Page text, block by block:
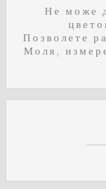
Не може
Позволете
Моля,